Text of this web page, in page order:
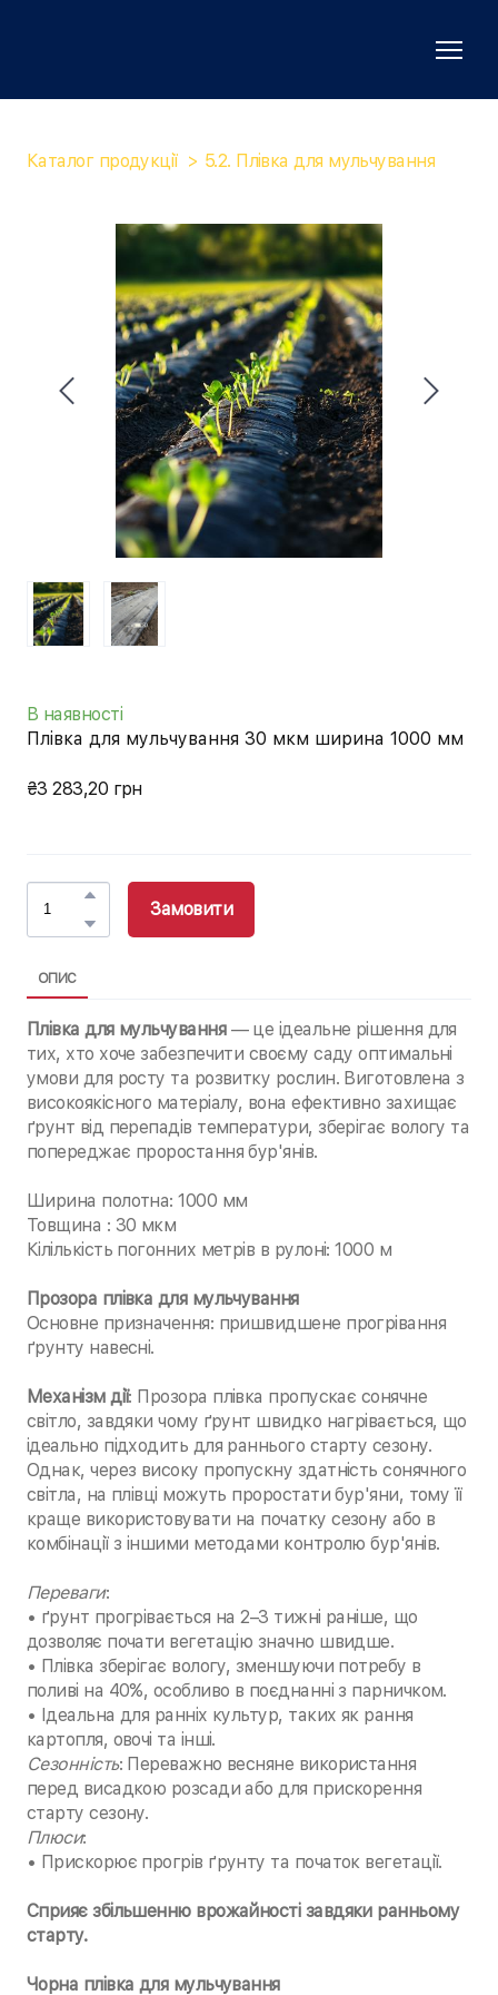
Каталог продукції 5.2. Плівка для мульчування
В наявності
Плівка для мульчування 30 мкм ширина 1000 мм
₴3 283,20 грн
Замовити
ОПИС
Плівка для мульчування— це ідеальне рішення для
тих, хто хоче забезпечити своєму саду оптимальні
умови для росту та розвитку рослин. Виготовлена з
високоякісного матеріалу, вона ефективно захищає
ґрунт від перепадів температури, зберігає вологу та
попереджає проростання бур'янів.
Ширина полотна: 1000 мм
Товщина : 30 мкм
Кілількість погонних метрів в рулоні: 1000 м
Прозора плівка для мульчування
Основне призначення: пришвидшене прогрівання
ґрунту навесні.
Механізм дії: Прозора плівка пропускає сонячне
світло, завдяки чому ґрунт швидко нагрівається, що
ідеально підходить для раннього старту сезону.
Однак, через високу пропускну здатність сонячного
світла, на плівці можуть проростати бур'яни, тому її
краще використовувати на початку сезону або в
комбінації з іншими методами контролю бур'янів.
Переваги:
• ґрунт прогрівається на 2–3 тижні раніше, що
дозволяє почати вегетацію значно швидше.
• Плівка зберігає вологу, зменшуючи потребу в
поливі на 40%, особливо в поєднанні з парничком.
• Ідеальна для ранніх культур, таких як рання
картопля, овочі та інші.
Сезонність: Переважно весняне використання
перед висадкою розсади або для прискорення
старту сезону.
Плюси:
• Прискорює прогрів ґрунту та початок вегетації.
Сприяє збільшенню врожайності завдяки ранньому
старту.
Чорна плівка для мульчування